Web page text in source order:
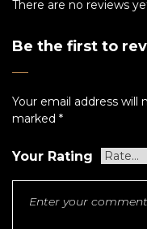
There are no reviews
Be the first to
Your email address will
marked *
Your Rating